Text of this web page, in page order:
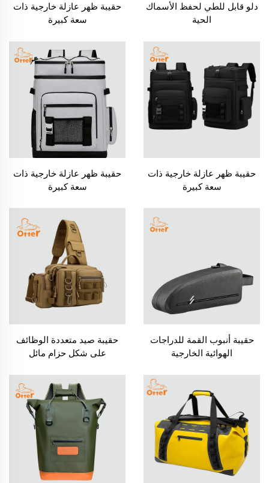
دلو قابل للطي لحفظ الأسماك
الحية
حقيبة ظهر عازلة خارجية ذات
سعة كبيرة
حقيبة ظهر عازلة خارجية ذات
سعة كبيرة
حقيبة ظهر عازلة خارجية ذات
سعة كبيرة
حقيبة أنبوب القمة للدراجات
الهوائية الخارجية
حقيبة صيد متعددة الوظائف
على شكل حزام مائل